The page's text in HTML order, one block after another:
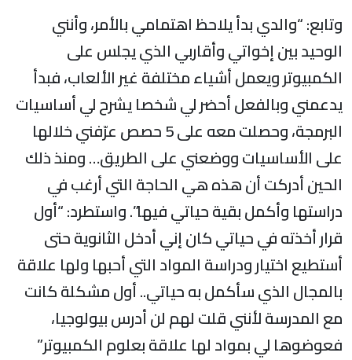
وتابع: “والدي بدأ يلاحظ اهتمامي بالأمر، وأنني
الوحيد بين إخواتي وأقاربي الذي يجلس على
الكمبيوتر ويعمل أشياء مختلفة غير الألعاب، فبدأ
يدعمني وبالفعل أحضر لي شخصا يشرح لي أساسيات
البرمجة، وحصلت معه على 5 حصص عرّفني خلالها
على الأساسيات ووضعني على الطريق… ومنذ ذلك
الحين أدركت أن هذه هي الحاجة التي أرغب في
دراستها وأكمل بقية حياتي فيها”. واستطرد: “أول
قرار أخذته في حياتي كان إني أدخل الثانوية حتى
أستطيع اختيار ودراسة المواد التي أحبها ولها علاقة
بالمجال الذي سأكمل به حياتي.. أول مشكلة كانت
مع المدرسة لأنني قلت لهم لن أدرس بيولوجيا،
فعوضوها لي بمواد لها علاقة بعلوم الكمبيوتر”